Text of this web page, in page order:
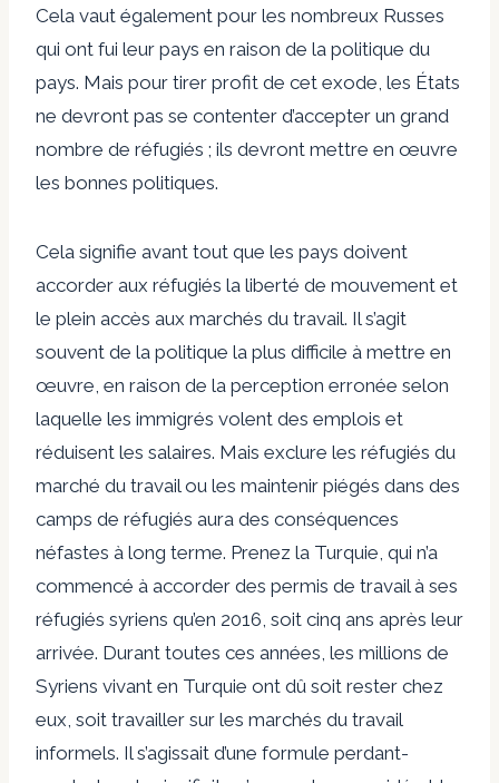
Cela vaut également pour les nombreux Russes
qui ont fui leur pays en raison de la politique du
pays. Mais pour tirer profit de cet exode, les États
ne devront pas se contenter d’accepter un grand
nombre de réfugiés ; ils devront mettre en œuvre
les bonnes politiques.
Cela signifie avant tout que les pays doivent
accorder aux réfugiés la liberté de mouvement et
le plein accès aux marchés du travail. Il s’agit
souvent de la politique la plus difficile à mettre en
œuvre, en raison de la perception erronée selon
laquelle les immigrés volent des emplois et
réduisent les salaires. Mais exclure les réfugiés du
marché du travail ou les maintenir piégés dans des
camps de réfugiés aura des conséquences
néfastes à long terme. Prenez la Turquie, qui n’a
commencé à accorder des permis de travail à ses
réfugiés syriens qu’en 2016, soit cinq ans après leur
arrivée. Durant toutes ces années, les millions de
Syriens vivant en Turquie ont dû soit rester chez
eux, soit travailler sur les marchés du travail
informels. Il s’agissait d’une formule perdant-